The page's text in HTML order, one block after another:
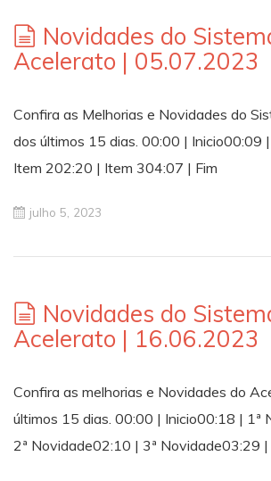
Novidades do
Acelerato | 05.07.2023
Confira as Melhorias e Novidades do
dos últimos 15 dias. 00:00 | Inicio00:09
Item 202:20 | Item 304:07 | Fim
julho 5, 2023
Novidades do
Acelerato | 16.06.2023
Confira as melhorias e Novidades do
últimos 15 dias. 00:00 | Inicio00:18 | 1ª
2ª Novidade02:10 | 3ª Novidade03:29 |